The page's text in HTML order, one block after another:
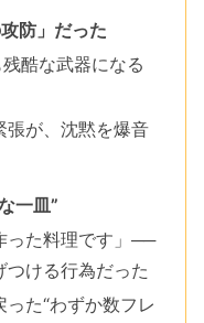
防」だった
酷な武器になる
張が、沈黙を爆音
一皿”
った料理です」──
つける行為だった
た“わずか数フレ